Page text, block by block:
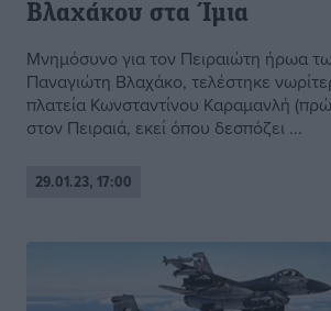
Βλαχάκου στα Ίμια
Μνημόσυνο για τον Πειραιώτη ήρωα
Παναγιώτη Βλαχάκο, τελέστηκε
πλατεία Κωνσταντίνου Καραμανλή
στον Πειραιά, εκεί όπου δεσπόζει ...
29.01.23, 17:00